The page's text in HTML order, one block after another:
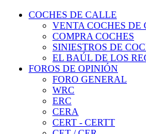
COCHES DE CALLE
VENTA COCHES DE
COMPRA COCHES
SINIESTROS DE
EL BAÚL DE LOS
FOROS DE OPINIÓN
FORO GENERAL
WRC
ERC
CERA
CERT - CERTT